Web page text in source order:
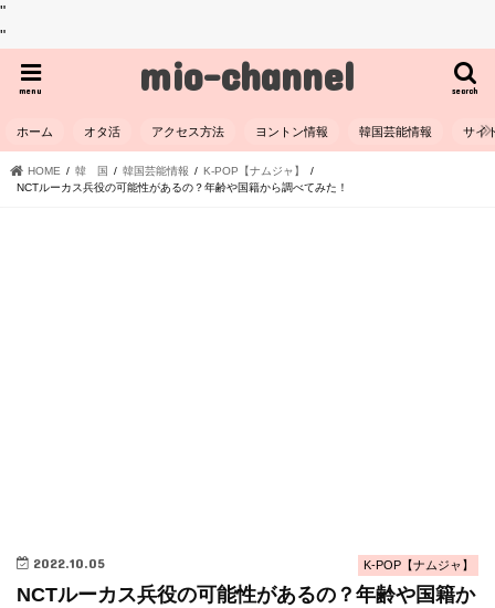
"
"
mio-channel search
menu
ホーム オタ活 アクセス方法 ヨントン情報 韓国芸能情報 サイ
HOME 韓 国 韓国芸能情報
K-POP【ナムジャ】
NCTルーカス兵役の可能性があるの？年齢や国籍から調べてみた！
K-POP【ナムジャ】
2022.10.05
NCTルーカス兵役の可能性があるの？年齢や国籍か